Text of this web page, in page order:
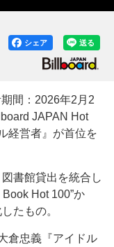
送る
シェア
間：2026年2月2
JAPAN Hot
経営者』が首位を
書館貸出を統合し
Hot 100”か
たもの。
倉忠義『アイドル